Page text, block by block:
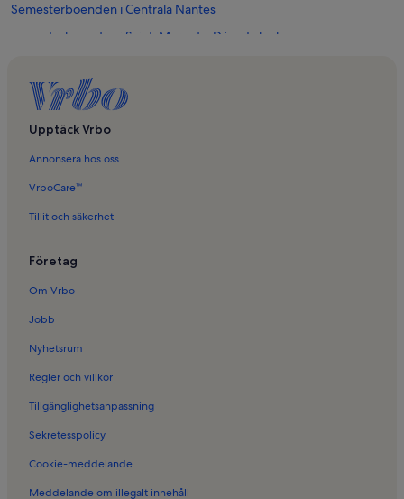
Semesterboenden i Centrala Nantes
Semesterboenden i Saint-Mars-du-Déserts kyrka
Semesterboenden i La Cité Nantes Event Center
Semesterboenden i Gloriette - Feydeau
Semesterboenden i Clisson
Semesterboenden i Quartier Bretagne
Semesterboenden i Nantes Sud
Semesterboenden i Loire-Atlantique
Upptäck Vrbo
Annonsera hos oss
VrboCare™
Tillit och säkerhet
Företag
Om Vrbo
Jobb
Nyhetsrum
Regler och villkor
Tillgänglighetsanpassning
Sekretesspolicy
Cookie-meddelande
Meddelande om illegalt innehåll